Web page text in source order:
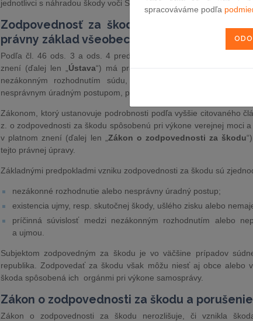
jednotlivci s náhradou škody voči Slovenskej republike úspešní.
Zodpovednosť za škodu spôsobnú pri
právny základ všeobecne
Podľa čl. 46 ods. 3 a ods. 4 predpisu č. 460/1992 Zb. Ústavy
znení (ďalej len „ Ústava“) má právo na náhradu škody každý,
nezákonným rozhodnutím súdu, iného štátneho orgánu či
nesprávnym úradným postupom, pričom podmienky a podrobnosti
Zákonom, ktorý ustanovuje podrobnosti podľa vyššie citovaného
z. o zodpovednosti za škodu spôsobenú pri výkone verejnej moci
v platnom znení (ďalej len „ Zákon o zodpovednosti za škodu
tejto právnej úpravy.
Základnými predpokladmi vzniku zodpovednosti za škodu sú
nezákonné rozhodnutie alebo nesprávny úradný postup;
existencia ujmy, resp. skutočnej škody, ušlého zisku alebo
príčinná súvislosť medzi nezákonným rozhodnutím alebo
a ujmou.
Subjektom zodpovedným za škodu je vo väčšine prípadov
republika. Zodpovedať za škodu však môžu niesť aj obce alebo
škoda spôsobená ich orgánmi pri výkone samosprávy.
Zákon o zodpovednosti za škodu a
Zákon o zodpovednosti za škodu nerozlišuje, či vznikla
spracováváme podľa